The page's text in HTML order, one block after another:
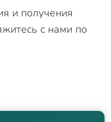
и получения
с нами по